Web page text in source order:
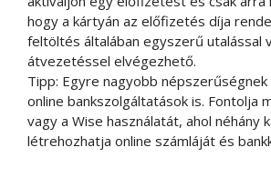
hogy a kártyán az előfizetés díja
feltöltés általában egyszerű utalással
átvezetéssel elvégezhető.
Tipp: Egyre nagyobb
online bankszolgáltatások is. Fontolja
vagy a Wise használatát, ahol néhány
létrehozhatja online számláját és